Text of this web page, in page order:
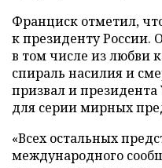
Франциск отметил,
к президенту России.
в том числе из любви
спираль насилия и
призвал и
для серии мирных
«Всех остальных
международного